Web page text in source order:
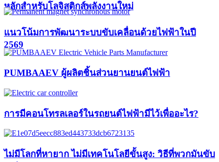
หลักสำหรับโลจิสติกส์พลังงานใหม่
แนวโน้มการพัฒนาระบบขับเคลื่อนด้วยไฟฟ้าในปี
2569
PUMBAAEV ผู้ผลิตชิ้นส่วนยานยนต์ไฟฟ้า
การมีคอนโทรลเลอร์ในรถยนต์ไฟฟ้ามีไว้เพื่ออะไร?
ไม่มีโลกที่หายาก ไม่มีเทคโนโลยีขั้นสูง: วิธีที่พวกมันขับ